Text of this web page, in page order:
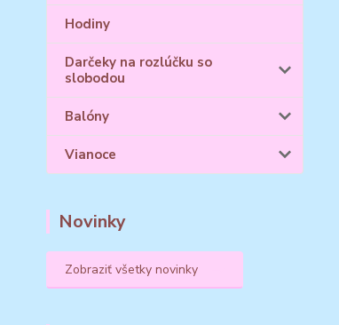
Hodiny
Darčeky na rozlúčku so
slobodou
Balóny
Vianoce
Novinky
Zobraziť všetky novinky